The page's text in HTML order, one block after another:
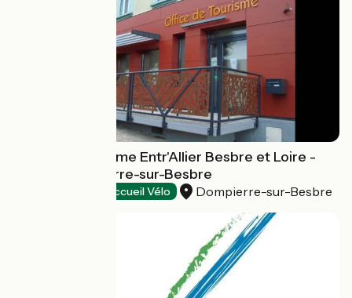
Office de tourisme Entr'Allier Besbre et Loire -
Site de Dompierre-sur-Besbre
Accueil Vélo Dompierre-sur-Besbre